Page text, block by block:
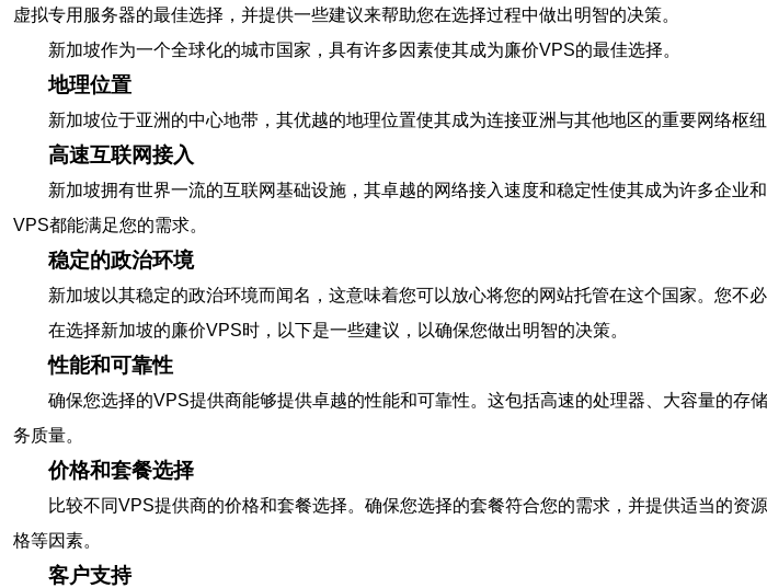
虚拟专用服务器的最佳选择，并提供一些建议来帮助您在选择过程中做出明智的决策。
新加坡作为一个全球化的城市国家，具有许多因素使其成为廉价VPS的最佳选择。
地理位置
新加坡位于亚洲的中心地带，其优越的地理位置使其成为连接亚洲与其他地区的重要网络枢
高速互联网接入
新加坡拥有世界一流的互联网基础设施，其卓越的网络接入速度和稳定性使其成为许多企
VPS都能满足您的需求。
稳定的政治环境
新加坡以其稳定的政治环境而闻名，这意味着您可以放心将您的网站托管在这个国家。您不
在选择新加坡的廉价VPS时，以下是一些建议，以确保您做出明智的决策。
性能和可靠性
确保您选择的VPS提供商能够提供卓越的性能和可靠性。这包括高速的处理器、大容量的
务质量。
价格和套餐选择
比较不同VPS提供商的价格和套餐选择。确保您选择的套餐符合您的需求，并提供适当的
格等因素。
客户支持